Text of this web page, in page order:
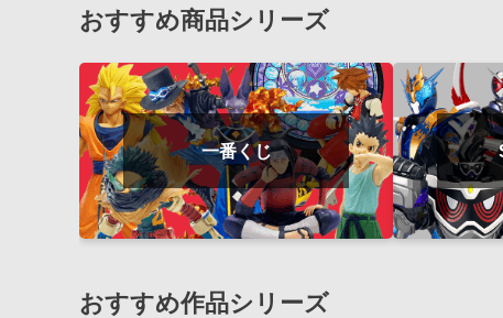
おすすめ商品シリーズ
一番くじ
おすすめ作品シリーズ